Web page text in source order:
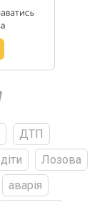
ДТП
діти
Лозова
аварія